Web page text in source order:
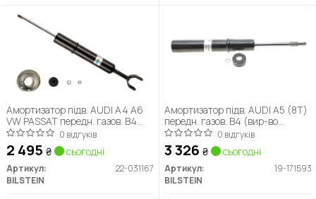
Амортизатор підв. AUDI A4 A6
VW PASSAT передн. газов. B4
(вир-во Bilstein)0 відгуків
2 495 ₴ сьогодні
Артикул:
22-031167
BILSTEIN
Амортизатор підв. AUDI A5 (8T)
передн. газов. B4 (вир-во
Bilstein)
0 відгуків
3 326 ₴ сьогодні
Артикул:
19-171593
BILSTEIN